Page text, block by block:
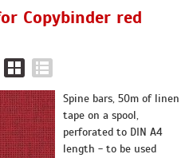
Copybinder red
Spine bars, 50m of linen
tape on a spool,
perforated to DIN A4
length - to be used